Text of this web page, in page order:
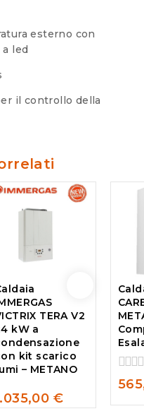
esterno con
led
il controllo della
TERA V2
kW a
kit scarico
– METANO
€
0
out
of